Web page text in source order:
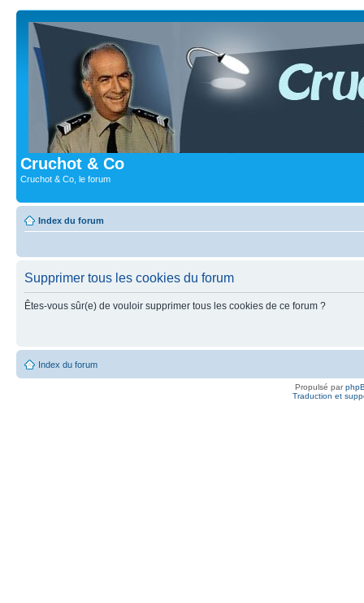
Cruchot & Co
Cruchot & Co, le forum
Index du forum
Supprimer tous les cookies du forum
Êtes-vous sûr(e) de vouloir supprimer tous les cookies de ce forum ?
Index du forum
Propulsé par
Traduction et